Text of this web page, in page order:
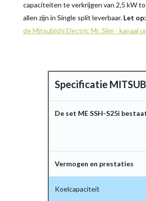
capaciteiten te verkrijgen van 2,5 kW
allen zijn in Single split leverbaar. Let op:
de Mitsubishi Electric Mr. Slim - kanaal
Specificatie
De set ME SSH-S25i
Vermogen en prestaties
Koelcapaciteit